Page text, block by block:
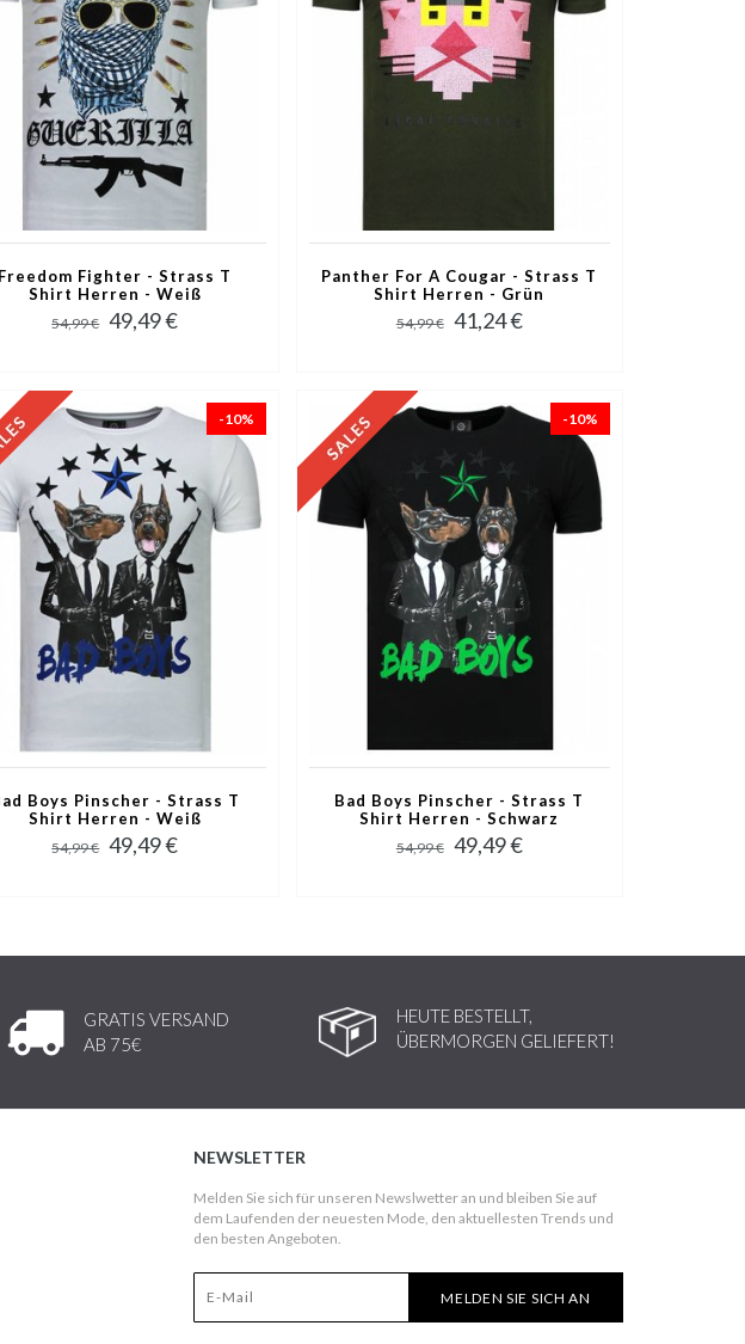
Freedom Fighter - Strass T
Shirt Herren - Weiß
54,99 € 49,49 €
Panther For A Cougar - Strass T
Shirt Herren - Grün
54,99 € 41,24 €
-10%
Boys Pinscher - Strass T
Shirt Herren - Weiß
54,99 € 49,49 €
-10%
Bad Boys Pinscher - Strass T
Shirt Herren - Schwarz
54,99 € 49,49 €
GRATIS VERSAND
AB 75€
HEUTE BESTELLT,
ÜBERMORGEN GELIEFERT!
NEWSLETTER
Melden Sie sich für unseren Newslwetter an und bleiben Sie auf
dem Laufenden der neuesten Mode, den aktuellesten Trends und
den besten Angeboten.
MELDEN SIE SICH AN